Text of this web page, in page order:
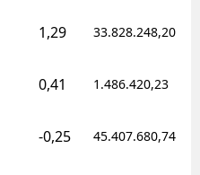
1,29 33.828.248,20
0,41 1.486.420,23
-0,25 45.407.680,74